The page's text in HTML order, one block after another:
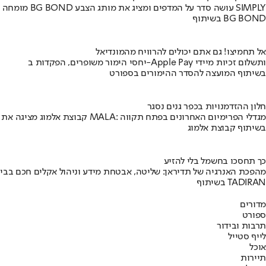
מומחה BG BOND עושה סדר על המדפים ומציג את מותג הצבע SIMPLY
בשיתוף BG BOND
אל תחמיצו! גם אתם יכולים להרוויח מהמונדיאל
יחסי הימור משופרים, הפקדות ב-Apple Pay ותשלום זכיות מיידי
בשיתוף המועצה להסדר ההימורים בספורט
חלון ההזדמנויות בכפר גנים נסגר
קבוצת אלמוג מציגה את פרויקט MALA: מגדלי הפרימיום האחרונים בפתח תקווה
בשיתוף קבוצת אלמוג
כך תחסכו בחשמל בלי להזיע
מהפכת האנרגיה של תדיראן: שליטה, אבטחת מידע וניהול אקלים חכם
בשיתוף TADIRAN
מדורים
ספורט
תרבות ובידור
לייף סטייל
אוכל
תיירות